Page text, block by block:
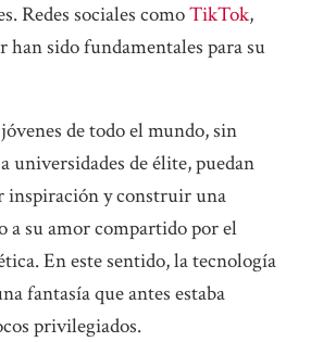
Redes sociales comoTikTok,
sido fundamentales para su
de todo el mundo, sin
universidades de élite, puedan
inspiración y construir una
a su amor compartido por el
En este sentido, la tecnología
fantasía que antes estaba
privilegiados.